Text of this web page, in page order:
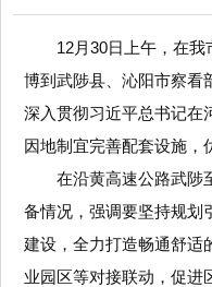
12月30日上午，在
博到武陟县、沁阳市察看
深入贯彻习近平总书记在
因地制宜完善配套设施，
在沿黄高速公路武陟
备情况，强调要坚持规划
建设，全力打造畅通舒适
业园区等对接联动，促进